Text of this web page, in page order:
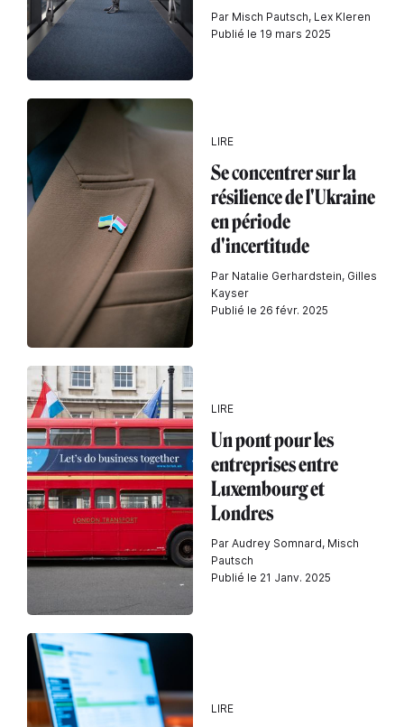
Par Misch Pautsch, Lex Kleren
Publié le 19 mars 2025
LIRE
Se concentrer sur la
résilience de l'Ukraine
en période
d'incertitude
Par Natalie Gerhardstein, Gilles
Kayser
Publié le 26 févr. 2025
LIRE
Un pont pour les
entreprises entre
Luxembourg et
Londres
Par Audrey Somnard, Misch
Pautsch
Publié le 21 Janv. 2025
LIRE